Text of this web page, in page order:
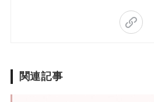
関連記事